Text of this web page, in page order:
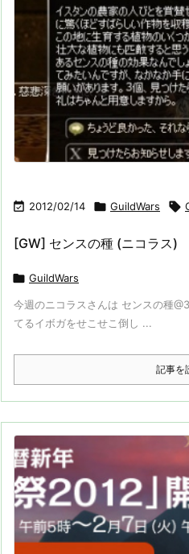
 2012/02/14  GuildWars 
[GW] センスの種 (ニコラス)
 GuildWars
今週のニコラスさんは センスの種
てるイボガをせこせこ倒し ...
記事を